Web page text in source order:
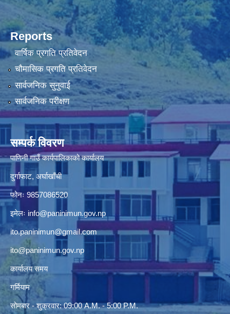
Reports
वार्षिक प्रगति प्रतिवेदन
चौमासिक प्रगति प्रतिवेदन
सार्वजनिक सुनुवाई
सार्वजनिक परीक्षण
सम्पर्क विवरण
पाणिनी गाउँ कार्यपालिकाको कार्यालय
दुर्गाफाट, अर्घाखाँची
फोनः 9857086520
इमेलः info@paninimun.gov.np
ito.paninimun@gmail.com
ito@paninimun.gov.np
कार्यालय समय
गर्मियाम
सोमबार - शुक्रवार: 09:00 A.M. - 5:00 P.M.